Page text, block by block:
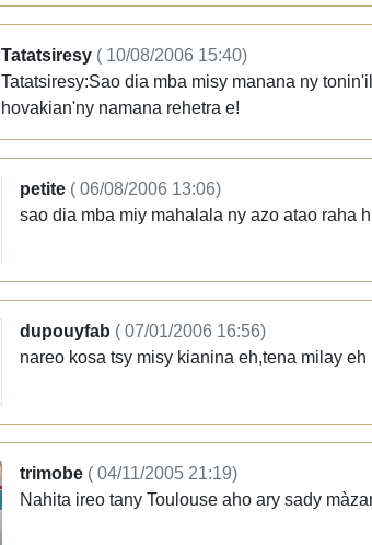
Tatatsiresy ( 10/08/2006 15:40)
Tatatsiresy:Sao dia mba misy manana ny
hovakian'ny namana rehetra e!
petite ( 06/08/2006 13:06)
sao dia mba miy mahalala ny azo atao raha
dupouyfab ( 07/01/2006 16:56)
nareo kosa tsy misy kianina eh,tena milay eh
trimobe ( 04/11/2005 21:19)
Nahita ireo tany Toulouse aho ary sady